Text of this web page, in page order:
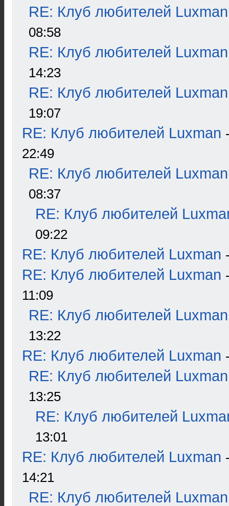
RE: Клуб любителей Luxman
08:58
RE: Клуб любителей Luxman
14:23
RE: Клуб любителей Luxman
19:07
RE: Клуб любителей Luxman
22:49
RE: Клуб любителей Luxman
08:37
RE: Клуб любителей
09:22
RE: Клуб любителей Luxman
RE: Клуб любителей Luxman
11:09
RE: Клуб любителей Luxman
13:22
RE: Клуб любителей Luxman
RE: Клуб любителей Luxman
13:25
RE: Клуб любителей
13:01
RE: Клуб любителей Luxman
14:21
RE: Клуб любителей Luxman